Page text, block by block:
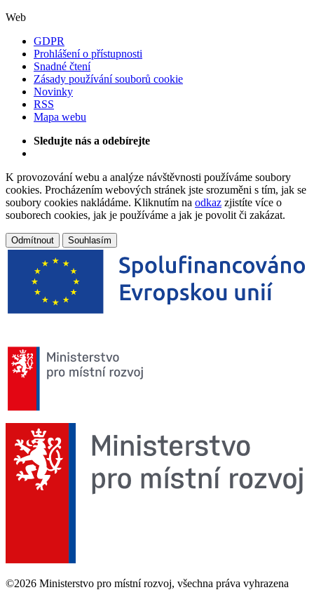
Web
GDPR
Prohlášení o přístupnosti
Snadné čtení
Zásady používání souborů cookie
Novinky
RSS
Mapa webu
Sledujte nás a odebírejte
K provozování webu a analýze návštěvnosti používáme soubory
cookies. Procházením webových stránek jste srozuměni s tím, jak se
soubory cookies nakládáme. Kliknutím na odkaz zjistíte více o
souborech cookies, jak je používáme a jak je povolit či zakázat.
Odmítnout Souhlasím
©2026 Ministerstvo pro místní rozvoj, všechna práva vyhrazena